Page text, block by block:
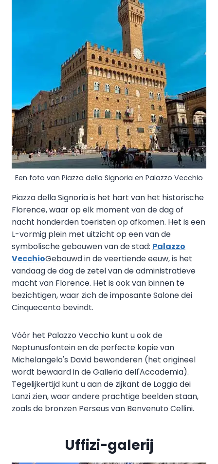
Een foto van Piazza della Signoria en Palazzo Vecchio
Piazza della Signoria is het hart van het historische
Florence, waar op elk moment van de dag of
nacht honderden toeristen op afkomen. Het is een
L-vormig plein met uitzicht op een van de
symbolische gebouwen van de stad: Palazzo
VecchioGebouwd in de veertiende eeuw, is het
vandaag de dag de zetel van de administratieve
macht van Florence. Het is ook van binnen te
bezichtigen, waar zich de imposante Salone dei
Cinquecento bevindt.
Vóór het Palazzo Vecchio kunt u ook de
Neptunusfontein en de perfecte kopie van
Michelangelo's David bewonderen (het origineel
wordt bewaard in de Galleria dell'Accademia).
Tegelijkertijd kunt u aan de zijkant de Loggia dei
Lanzi zien, waar andere prachtige beelden staan,
zoals de bronzen Perseus van Benvenuto Cellini.
Uffizi-galerij